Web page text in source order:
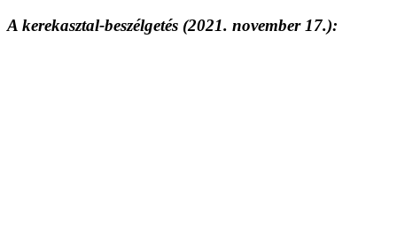
A kerekasztal-beszélgetés (2021. november 17.):